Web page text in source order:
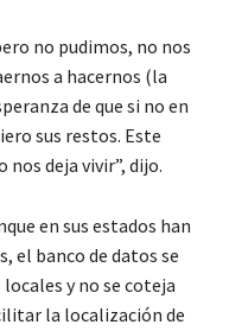
no pudimos, no nos
a hacernos (la
de que si no en
sus restos. Este
deja vivir”, dijo.
en sus estados han
el banco de datos se
y no se coteja
la localización de